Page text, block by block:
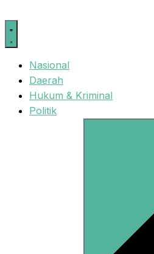
ke
isi
Nasional
Daerah
Hukum & Kriminal
Politik